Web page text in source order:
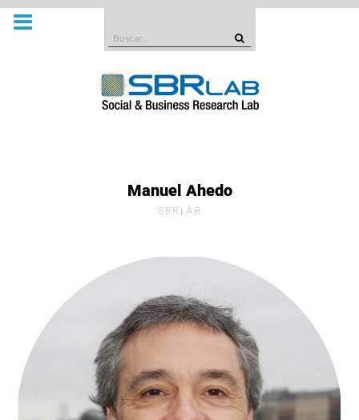
Manuel Ahedo
SBRLAB